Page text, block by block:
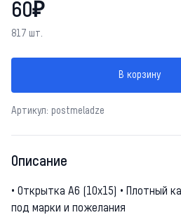
60₽
817 шт.
В корзину
Артикул: postmeladze
Описание
• Открытка А6 (10х15) • Плотный
под марки и пожелания